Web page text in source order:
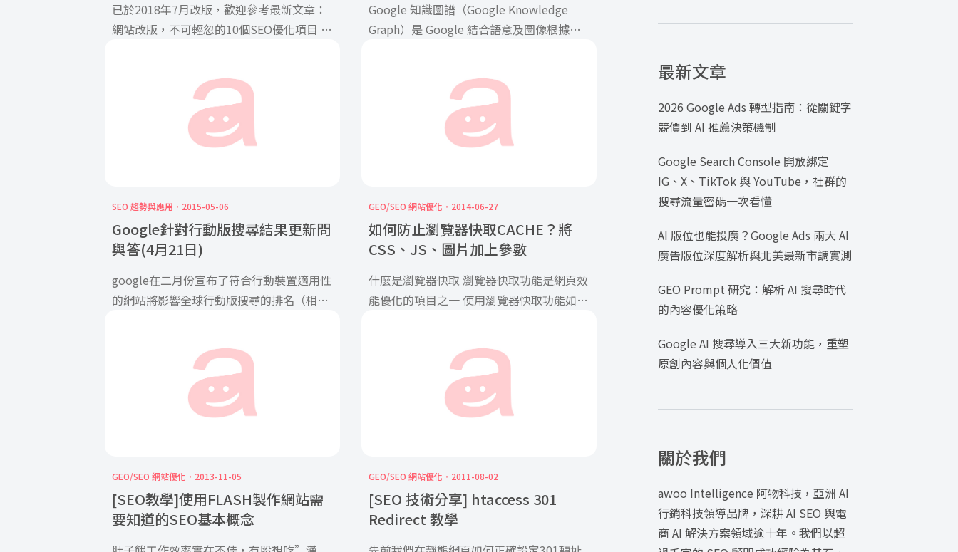
已於2018年7月改版，歡迎參考最新文章：
網站改版，不可輕忽的10個SEO優化項目 網
Google 知識圖譜（Google Knowledge
Graph）是 Google 結合語意及圖像根據現
SEO 趨勢與應用 2015-05-06
Google針對行動版搜尋結果更新問
與答(4月21日)
google在二月份宣布了符合行動裝置適用性
的網站將影響全球行動版搜尋的排名（相對
GEO/SEO 網站優化 2014-06-27
如何防止瀏覽器快取CACHE？將
CSS、JS、圖片加上參數
什麼是瀏覽器快取 瀏覽器快取功能是網頁效
能優化的項目之一 使用瀏覽器快取功能如果
GEO/SEO 網站優化 2013-11-05
[SEO教學]使用FLASH製作網站需
要知道的SEO基本概念
GEO/SEO 網站優化 2011-08-02
[SEO 技術分享] htaccess 301
Redirect 教學
最新文章
2026 Google Ads 轉型指南：從關鍵字
競價到 AI 推薦決策機制
Google Search Console 開放綁定
IG、X、TikTok 與 YouTube，社群的
搜尋流量密碼一次看懂
AI 版位也能投廣？Google Ads 兩大 AI
廣告版位深度解析與北美最新市調實測
GEO Prompt 研究：解析 AI 搜尋時代
的內容優化策略
Google AI 搜尋導入三大新功能，重塑
原創內容與個人化價值
關於我們
awoo Intelligence 阿物科技，亞洲 AI
行銷科技領導品牌，深耕 AI SEO 與電
商 AI 解決方案領域逾十年。我們以超